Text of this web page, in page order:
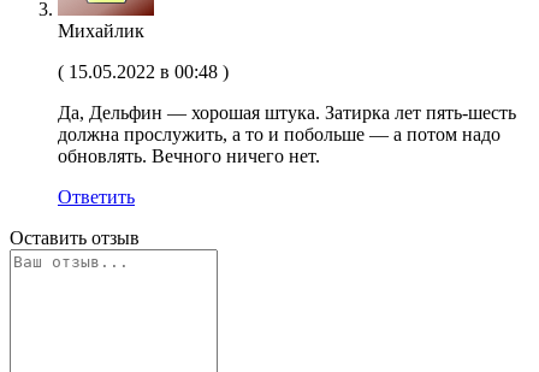
Михайлик
( 15.05.2022 в 00:48 )
Да, Дельфин — хорошая штука. Затирка лет пять-шесть
должна прослужить, а то и побольше — а потом надо
обновлять. Вечного ничего нет.
Ответить
Оставить отзыв